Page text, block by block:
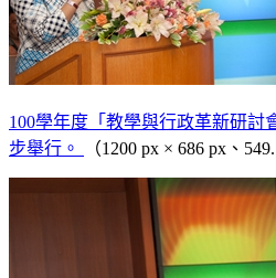
100學年度「教學與行政革新研討
步舉行。
（1200 px × 686 px、